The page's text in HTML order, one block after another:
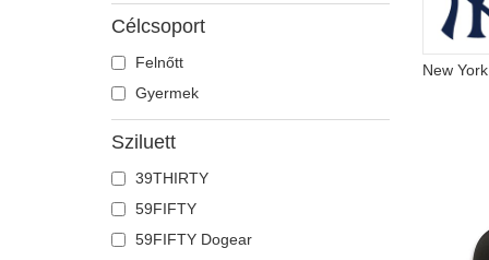
Célcsoport
Felnőtt
Gyermek
Sziluett
39THIRTY
59FIFTY
59FIFTY Dogear